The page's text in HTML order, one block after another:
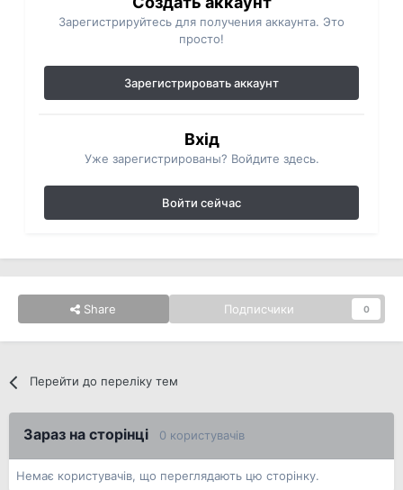
Зарегистрируйтесь для получения аккаунта. Это
просто!
Зарегистрировать аккаунт
Вхід
Уже зарегистрированы? Войдите здесь.
Войти сейчас
Share Подписчики 0
Перейти до переліку тем
Зараз на сторінці 0 користувачів
Немає користувачів, що переглядають цю сторінку.